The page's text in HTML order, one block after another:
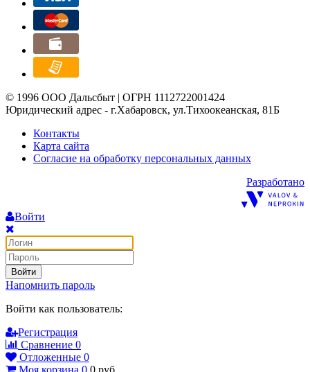
© 1996 ООО Дальсбыт | ОГРН 1112722001424
Юридический адрес - г.Хабаровск, ул.Тихоокеанская, 81Б
Контакты
Карта сайта
Согласие на обработку персональных данных
Разработано
Войти
Войти
Напомнить пароль
Войти как пользователь:
Регистрация
Сравнение 0
Отложенные 0
Моя корзина 0 0 руб.